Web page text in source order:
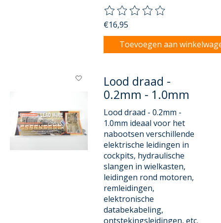
De beoordeling van dit
€16,95
Toevoegen aan
Lood draad -
0.2mm - 1.0mm
Lood draad - 0.2mm -
1.0mm ideaal voor het
nabootsen verschillende
elektrische leidingen in
cockpits, hydraulische
slangen in wielkasten,
leidingen rond motoren,
remleidingen,
elektronische
databekabeling,
ontstekingsleidingen, etc.